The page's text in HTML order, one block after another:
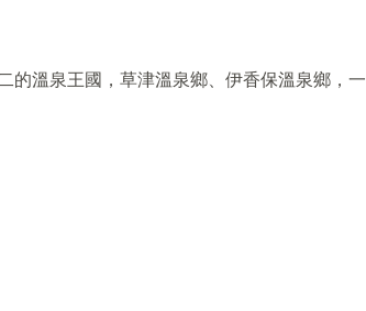
的溫泉王國，草津溫泉鄉、伊香保溫泉鄉，一